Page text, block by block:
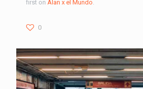
first on Alan x el Mundo
0